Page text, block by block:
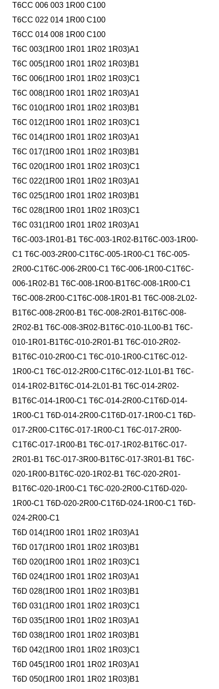
T6CC 006 003 1R00 C100
T6CC 022 014 1R00 C100
T6CC 014 008 1R00 C100
T6C 003(1R00 1R01 1R02 1R03)A1
T6C 005(1R00 1R01 1R02 1R03)B1
T6C 006(1R00 1R01 1R02 1R03)C1
T6C 008(1R00 1R01 1R02 1R03)A1
T6C 010(1R00 1R01 1R02 1R03)B1
T6C 012(1R00 1R01 1R02 1R03)C1
T6C 014(1R00 1R01 1R02 1R03)A1
T6C 017(1R00 1R01 1R02 1R03)B1
T6C 020(1R00 1R01 1R02 1R03)C1
T6C 022(1R00 1R01 1R02 1R03)A1
T6C 025(1R00 1R01 1R02 1R03)B1
T6C 028(1R00 1R01 1R02 1R03)C1
T6C 031(1R00 1R01 1R02 1R03)A1
T6C-003-1R01-B1 T6C-003-1R02-B1T6C-003-1R00-
C1 T6C-003-2R00-C1T6C-005-1R00-C1 T6C-005-
2R00-C1T6C-006-2R00-C1 T6C-006-1R00-C1T6C-
006-1R02-B1 T6C-008-1R00-B1T6C-008-1R00-C1
T6C-008-2R00-C1T6C-008-1R01-B1 T6C-008-2L02-
B1T6C-008-2R00-B1 T6C-008-2R01-B1T6C-008-
2R02-B1 T6C-008-3R02-B1T6C-010-1L00-B1 T6C-
010-1R01-B1T6C-010-2R01-B1 T6C-010-2R02-
B1T6C-010-2R00-C1 T6C-010-1R00-C1T6C-012-
1R00-C1 T6C-012-2R00-C1T6C-012-1L01-B1 T6C-
014-1R02-B1T6C-014-2L01-B1 T6C-014-2R02-
B1T6C-014-1R00-C1 T6C-014-2R00-C1T6D-014-
1R00-C1 T6D-014-2R00-C1T6D-017-1R00-C1 T6D-
017-2R00-C1T6C-017-1R00-C1 T6C-017-2R00-
C1T6C-017-1R00-B1 T6C-017-1R02-B1T6C-017-
2R01-B1 T6C-017-3R00-B1T6C-017-3R01-B1 T6C-
020-1R00-B1T6C-020-1R02-B1 T6C-020-2R01-
B1T6C-020-1R00-C1 T6C-020-2R00-C1T6D-020-
1R00-C1 T6D-020-2R00-C1T6D-024-1R00-C1 T6D-
024-2R00-C1
T6D 014(1R00 1R01 1R02 1R03)A1
T6D 017(1R00 1R01 1R02 1R03)B1
T6D 020(1R00 1R01 1R02 1R03)C1
T6D 024(1R00 1R01 1R02 1R03)A1
T6D 028(1R00 1R01 1R02 1R03)B1
T6D 031(1R00 1R01 1R02 1R03)C1
T6D 035(1R00 1R01 1R02 1R03)A1
T6D 038(1R00 1R01 1R02 1R03)B1
T6D 042(1R00 1R01 1R02 1R03)C1
T6D 045(1R00 1R01 1R02 1R03)A1
T6D 050(1R00 1R01 1R02 1R03)B1